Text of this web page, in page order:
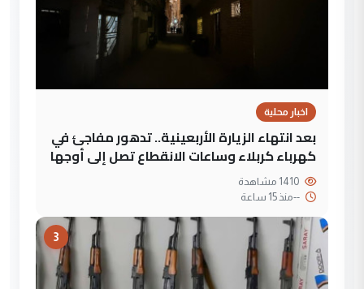
اخبار محلية
بعد انتهاء الزيارة الأربعينية.. تدهور مفاجئ في
كهرباء كربلاء وساعات الانقطاع تصل إلى أوجها
--منذ 15 ساعة
3